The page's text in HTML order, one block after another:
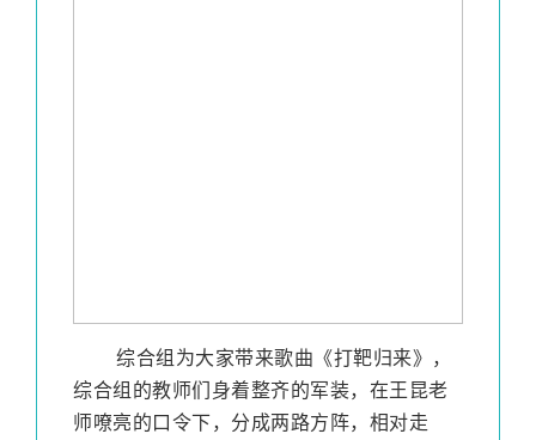
综合组为大家带来歌曲《打靶归来》，
综合组的教师们身着整齐的军装，在王昆老
师嘹亮的口令下，分成两路方阵，相对走